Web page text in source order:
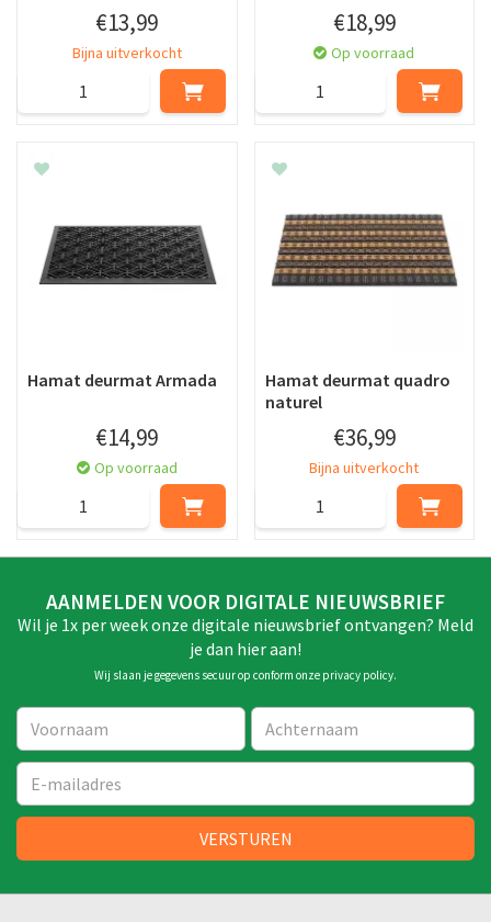
€13,99
Bijna uitverkocht
€18,99
Op voorraad
Hamat deurmat Armada
€14,99
Op voorraad
Hamat deurmat quadro
naturel
€36,99
Bijna uitverkocht
AANMELDEN VOOR DIGITALE NIEUWSBRIEF
Wil je 1x per week onze digitale nieuwsbrief ontvangen? Meld
je dan hier aan!
Wij slaan je gegevens secuur op conform onze privacy policy.